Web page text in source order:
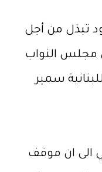
تبذل من أجل
مجلس النواب
سمير
الى ان موقف